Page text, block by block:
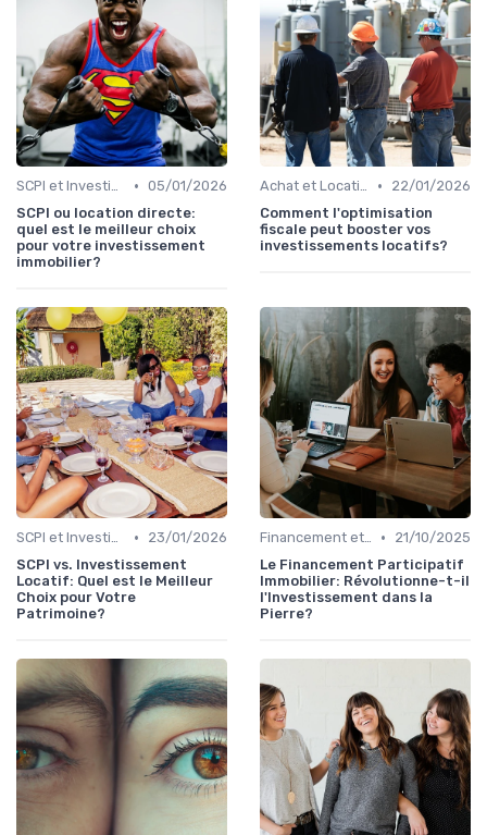
SCPI et Investissements Locatifs • 05/01/2026
SCPI ou location directe:
quel est le meilleur choix
pour votre investissement
immobilier?
Achat et Location de Biens Immobiliers •
22/01/2026
Comment l'optimisation
fiscale peut booster vos
investissements locatifs?
SCPI et Investissements Locatifs •
23/01/2026
SCPI vs. Investissement
Locatif: Quel est le Meilleur
Choix pour Votre
Patrimoine?
Financement et Prêts Immobiliers •
21/10/2025
Le Financement Participatif
Immobilier: Révolutionne-t-il
l'Investissement dans la
Pierre?